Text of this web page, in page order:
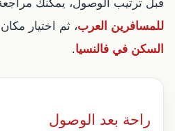
قبل ترتيب الوصول، يمكنك
للمسافرين العرب، ثم اختيار
السكن في فالنسيا.
راحة بعد الوصول